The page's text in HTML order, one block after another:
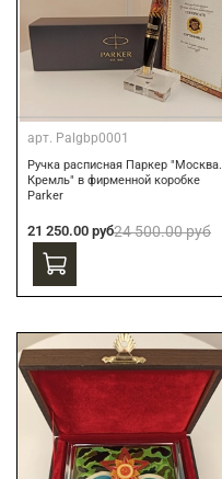
арт. Palgbp0001
Ручка расписная Паркер "Москва.
Кремль" в фирменной коробке
Parker
21 250.00 руб24 500.00 руб